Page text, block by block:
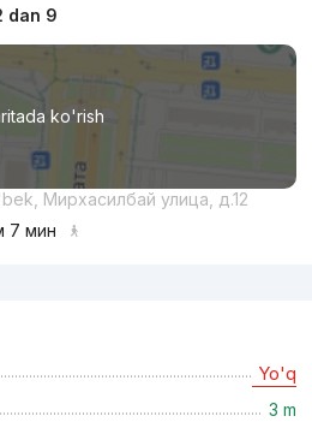
dan 9
ko'rish
Мирхасилбай улица, д.12
7 мин
Yo'q
3 m